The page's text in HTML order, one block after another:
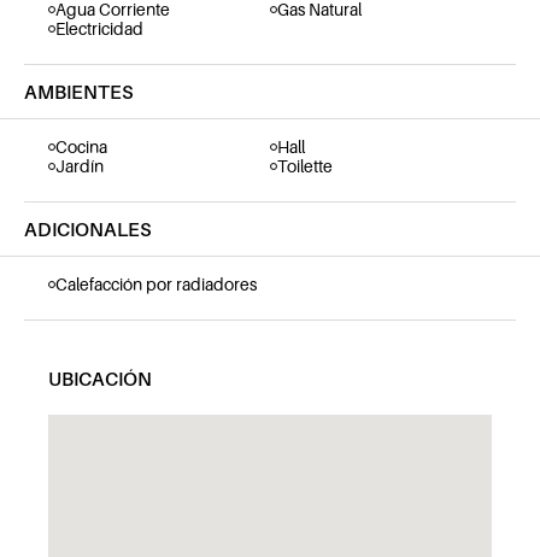
Agua Corriente
Gas Natural
Electricidad
AMBIENTES
Cocina
Hall
Jardín
Toilette
ADICIONALES
Calefacción por radiadores
UBICACIÓN